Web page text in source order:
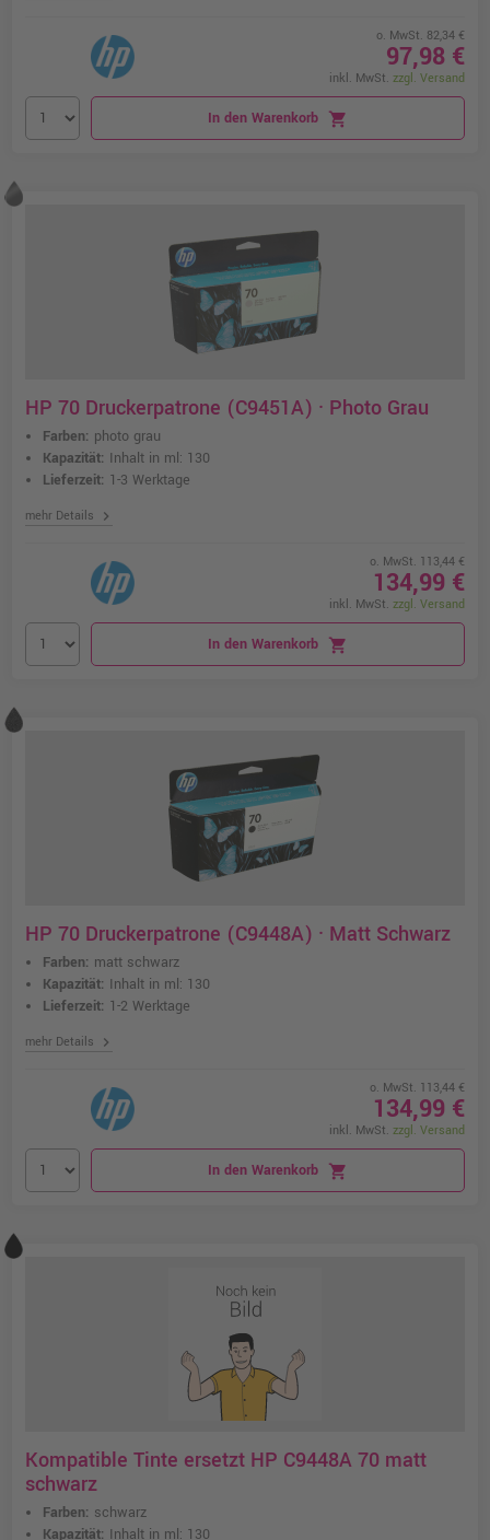
o. MwSt. 82,34 €
97,98 €
inkl. MwSt. zzgl. Versand
In den Warenkorb shopping_cart
HP 70 Druckerpatrone (C9451A) · Photo Grau
Farben: photo grau
Kapazität: Inhalt in ml: 130
Lieferzeit: 1-3 Werktage
mehr Details chevron_right
o. MwSt. 113,44 €
134,99 €
inkl. MwSt. zzgl. Versand
In den Warenkorb shopping_cart
HP 70 Druckerpatrone (C9448A) · Matt Schwarz
Farben: matt schwarz
Kapazität: Inhalt in ml: 130
Lieferzeit: 1-2 Werktage
mehr Details chevron_right
o. MwSt. 113,44 €
134,99 €
inkl. MwSt. zzgl. Versand
In den Warenkorb shopping_cart
Kompatible Tinte ersetzt HP C9448A 70 matt
schwarz
Farben: schwarz
Kapazität: Inhalt in ml: 130